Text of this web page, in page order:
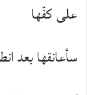
على كفّها
سأعانقها بعد